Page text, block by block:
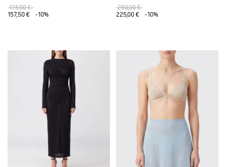
175,00 €
157,50 €
-10%
250,00 €
225,00 €
-10%